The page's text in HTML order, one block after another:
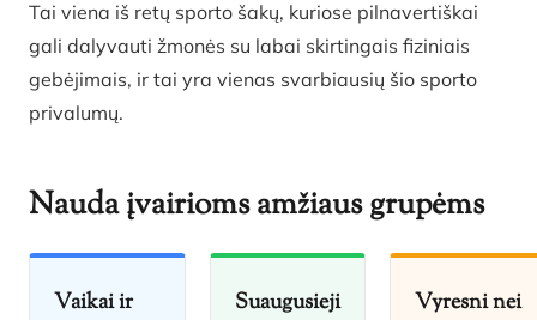
Tai viena iš retų sporto šakų, kuriose pilnavertiškai
gali dalyvauti žmonės su labai skirtingais fiziniais
gebėjimais, ir tai yra vienas svarbiausių šio sporto
privalumų.
Nauda įvairioms amžiaus grupėms
Vaikai ir
Suaugusieji
Vyresni nei